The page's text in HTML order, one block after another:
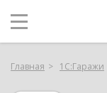
Главная 1С:Гаражи